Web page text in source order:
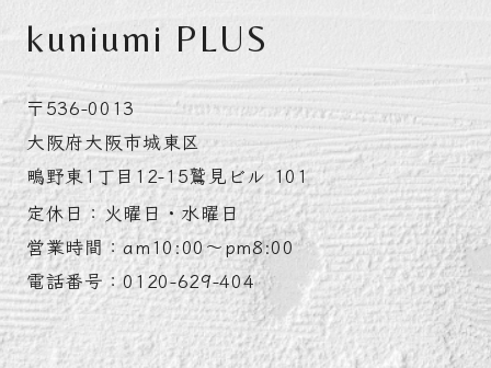
kuniumi PLUS
〒536-0013
大阪府大阪市城東区
鴫野東1丁目12-15鷲見ビル 101
定休日：火曜日・水曜日
営業時間：am10:00～pm8:00
電話番号：0120-629-404